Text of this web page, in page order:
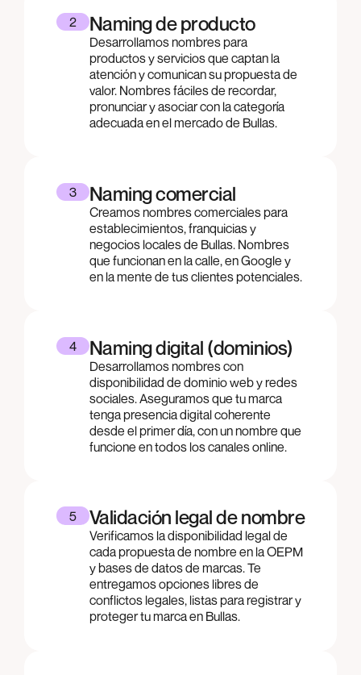
2 Naming de producto
Desarrollamos nombres para
productos y servicios que captan la
atención y comunican su propuesta de
valor. Nombres fáciles de recordar,
pronunciar y asociar con la categoría
adecuada en el mercado de Bullas.
3 Naming comercial
Creamos nombres comerciales para
establecimientos, franquicias y
negocios locales de Bullas. Nombres
que funcionan en la calle, en Google y
en la mente de tus clientes potenciales.
4 Naming digital (dominios)
Desarrollamos nombres con
disponibilidad de dominio web y redes
sociales. Aseguramos que tu marca
tenga presencia digital coherente
desde el primer día, con un nombre que
funcione en todos los canales online.
5 Validación legal de nombre
Verificamos la disponibilidad legal de
cada propuesta de nombre en la OEPM
y bases de datos de marcas. Te
entregamos opciones libres de
conflictos legales, listas para registrar y
proteger tu marca en Bullas.